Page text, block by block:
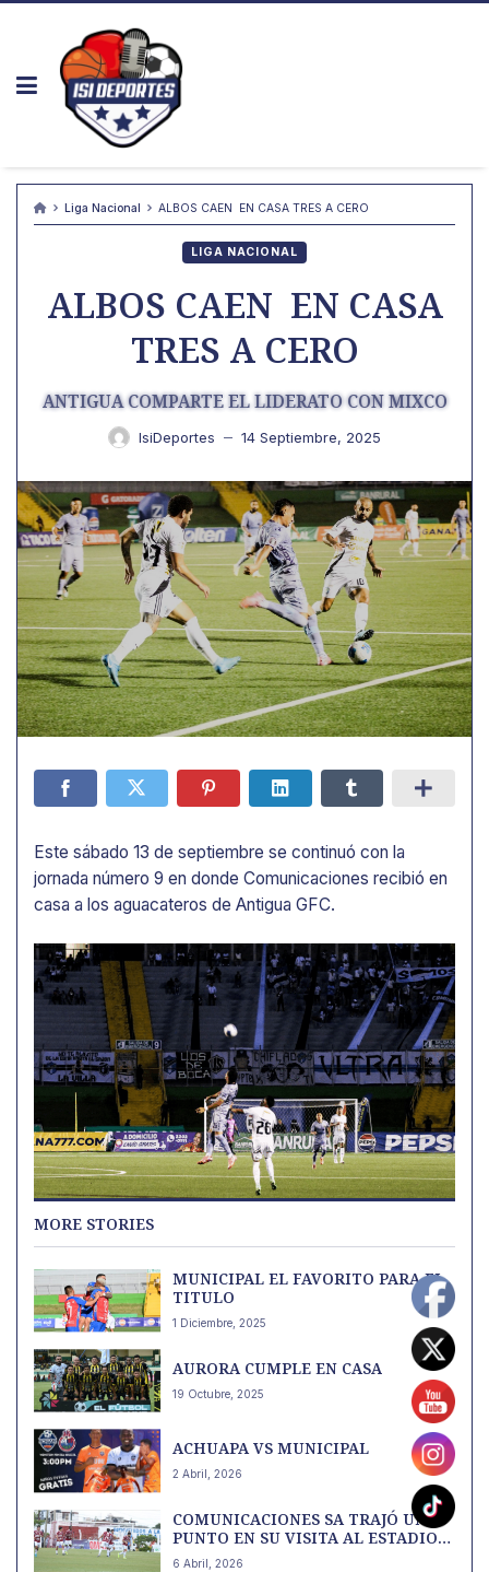
Skip
Liga Nacional ALBOS CAEN EN CASA TRES A CERO
LIGA NACIONAL
ALBOS CAEN EN CASA
TRES A CERO
ANTIGUA COMPARTE EL LIDERATO CON MIXCO
IsiDeportes — 14 Septiembre, 2025
Este sábado 13 de septiembre se continuó con la
jornada número 9 en donde Comunicaciones recibió en
casa a los aguacateros de Antigua GFC.
MORE STORIES
MUNICIPAL EL FAVORITO PARA EL
TITULO
1 Diciembre, 2025
AURORA CUMPLE EN CASA
19 Octubre, 2025
ACHUAPA VS MUNICIPAL
2 Abril, 2026
COMUNICACIONES SA TRAJÓ UN
PUNTO EN SU VISITA AL ESTADIO
LA ASUNCIÓN
6 Abril, 2026